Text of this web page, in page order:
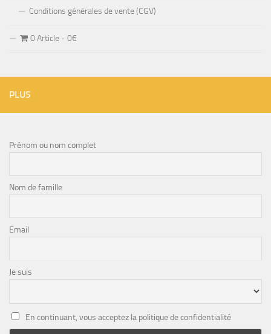
Conditions générales de vente (CGV)
0 Article 0€
PLUS
Prénom ou nom complet
Nom de famille
Email
Je suis
En continuant, vous acceptez la politique de confidentialité